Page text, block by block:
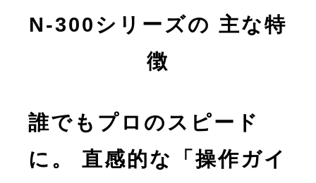
N-300シリーズの 主な特
徴
誰でもプロのスピード
に。
直感的な「操作ガイ